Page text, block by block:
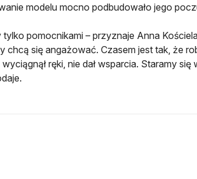
modelu mocno podbudowało jego
pomocnikami – przyznaje Anna
chcą się angażować. Czasem jest tak, że
ręki, nie dał wsparcia. Staramy się